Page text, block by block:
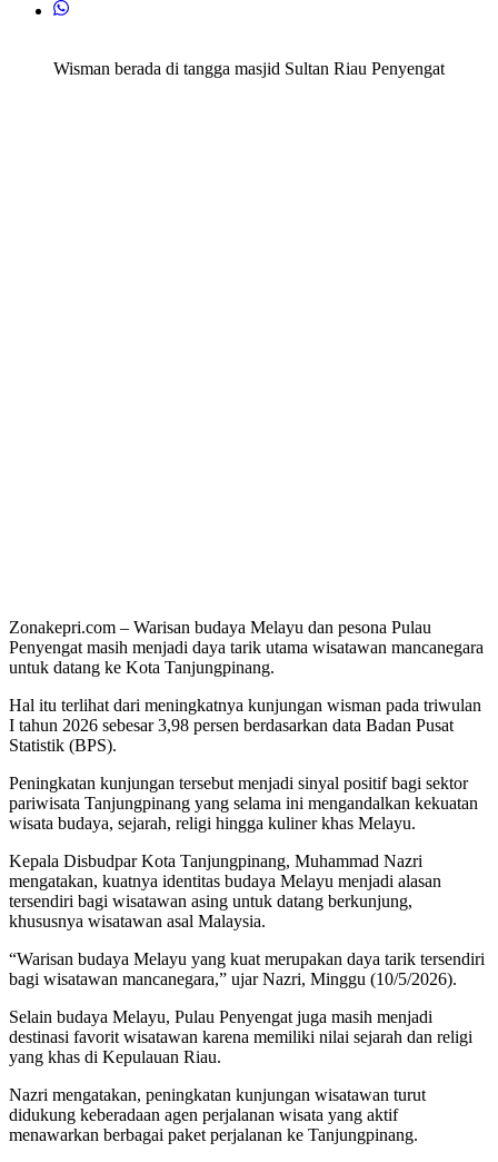
Wisman berada di tangga masjid Sultan Riau Penyengat
Zonakepri.com – Warisan budaya Melayu dan pesona Pulau
Penyengat masih menjadi daya tarik utama wisatawan mancanegara
untuk datang ke Kota Tanjungpinang.
Hal itu terlihat dari meningkatnya kunjungan wisman pada triwulan
I tahun 2026 sebesar 3,98 persen berdasarkan data Badan Pusat
Statistik (BPS).
Peningkatan kunjungan tersebut menjadi sinyal positif bagi sektor
pariwisata Tanjungpinang yang selama ini mengandalkan kekuatan
wisata budaya, sejarah, religi hingga kuliner khas Melayu.
Kepala Disbudpar Kota Tanjungpinang, Muhammad Nazri
mengatakan, kuatnya identitas budaya Melayu menjadi alasan
tersendiri bagi wisatawan asing untuk datang berkunjung,
khususnya wisatawan asal Malaysia.
“Warisan budaya Melayu yang kuat merupakan daya tarik tersendiri
bagi wisatawan mancanegara,” ujar Nazri, Minggu (10/5/2026).
Selain budaya Melayu, Pulau Penyengat juga masih menjadi
destinasi favorit wisatawan karena memiliki nilai sejarah dan religi
yang khas di Kepulauan Riau.
Nazri mengatakan, peningkatan kunjungan wisatawan turut
didukung keberadaan agen perjalanan wisata yang aktif
menawarkan berbagai paket perjalanan ke Tanjungpinang.